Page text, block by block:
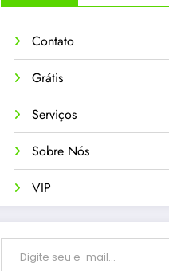
Contato
Grátis
Serviços
Sobre Nós
VIP
Digite seu e-mail…